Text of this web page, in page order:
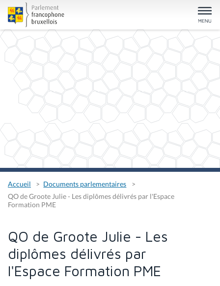
Accueil
Documents parlementaires
QO de Groote Julie - Les diplômes délivrés par l'Espace
Formation PME
QO de Groote Julie - Les
diplômes délivrés par
l'Espace Formation PME